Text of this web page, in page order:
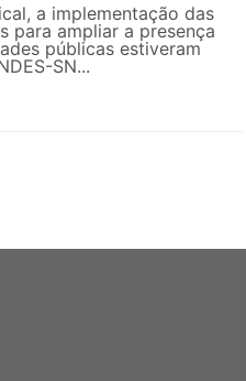
a implementação das
para ampliar a presença
públicas estiveram
SN...